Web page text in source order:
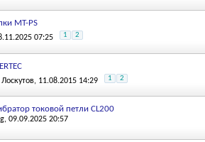
MT-PS
07:25 1 2
, 11.08.2015 14:29 1 2
токовой петли CL200
, 09.09.2025 20:57